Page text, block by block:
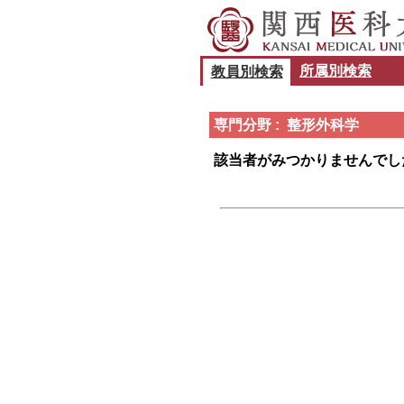
教員別検索 所属別検索
専門分野 : 整形外科学
該当者がみつかりませんで